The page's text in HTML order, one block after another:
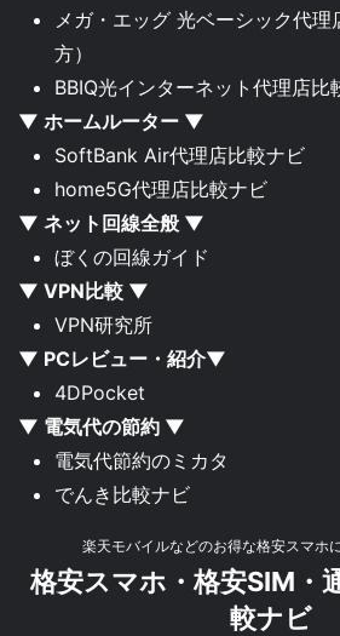
メガ・エッグ 光ベーシック代理
方）
BBIQ光インターネット代理店比
▼ ホームルーター ▼
SoftBank Air代理店比較ナビ
home5G代理店比較ナビ
▼ ネット回線全般 ▼
ぼくの回線ガイド
▼ VPN比較 ▼
VPN研究所
▼ PCレビュー・紹介▼
4DPocket
▼ 電気代の節約 ▼
電気代節約のミカタ
でんき比較ナビ
楽天モバイルなどのお得な格安スマホ
格安スマホ・格安SIM・
較ナビ